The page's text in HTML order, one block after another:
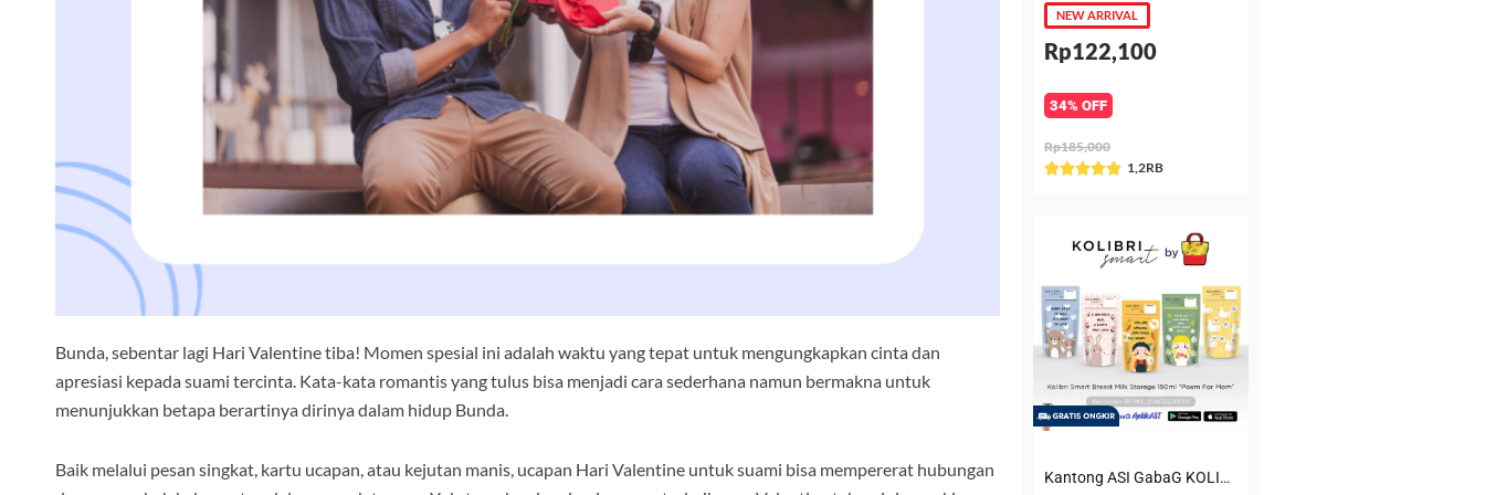
Bunda, sebentar lagi Hari Valentine tiba! Momen spesial ini adalah waktu yang tepat untuk mengungkapkan cinta dan
apresiasi kepada suami tercinta. Kata-kata romantis yang tulus bisa menjadi cara sederhana namun bermakna untuk
menunjukkan betapa berartinya dirinya dalam hidup Bunda.
Baik melalui pesan singkat, kartu ucapan, atau kejutan manis, ucapan Hari Valentine untuk suami bisa mempererat hubungan
NEW ARRIVAL
Rp122,100
34% OFF
Rp185,000
Rated
of
1,2RB
Kantong ASI GabaG KOLIBRI KASIP 150 ml Poem for Mom